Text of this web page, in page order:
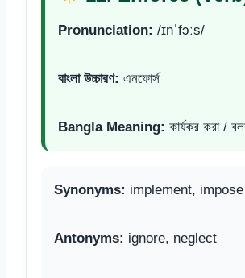
Pronunciation: /ɪnˈfɔːs/
বাংলা উচ্চারণ: এনফোর্স
Bangla Meaning: কার্যকর করা /
Synonyms: implement, impose
Antonyms: ignore, neglect